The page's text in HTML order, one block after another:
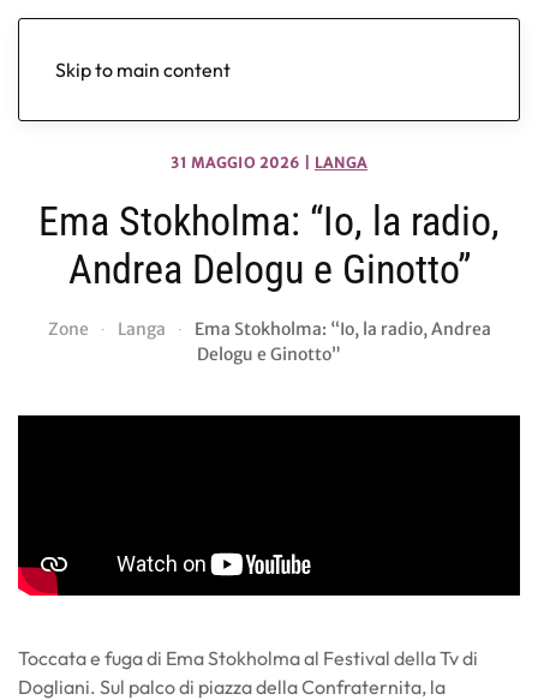
Skip to main content
31 MAGGIO 2026 LANGA
Ema Stokholma: “Io, la radio,
Andrea Delogu e Ginotto”
Zone Langa
Ema Stokholma: “Io, la radio, Andrea
Delogu e Ginotto”
Toccata e fuga di Ema Stokholma al Festival della Tv di
Dogliani. Sul palco di piazza della Confraternita, la